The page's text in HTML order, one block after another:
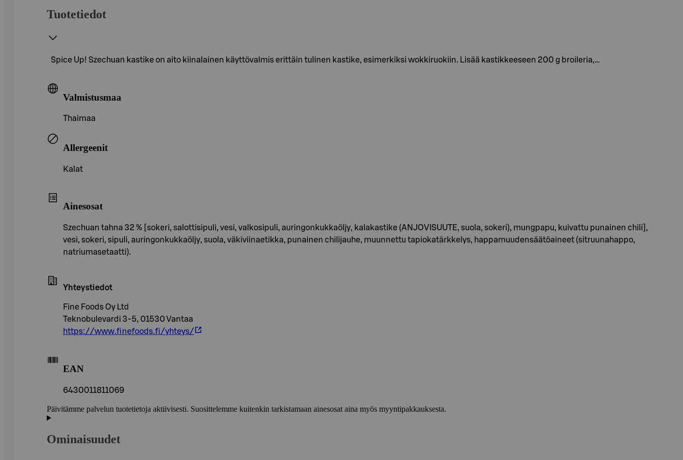
Tuotetiedot
Spice Up! Szechuan kastike on aito kiinalainen käyttövalmis erittäin tulinen kastike, esimerkiksi wokkiruokiin. Lisää kastikkeeseen 200 g broileria,…
Valmistusmaa
Thaimaa
Allergeenit
Kalat
Ainesosat
Szechuan tahna 32 % [sokeri, salottisipuli, vesi, valkosipuli, auringonkukkaöljy, kalakastike (ANJOVISUUTE, suola, sokeri), mungpapu, kuivattu punainen chili],
vesi, sokeri, sipuli, auringonkukkaöljy, suola, väkiviinaetikka, punainen chilijauhe, muunnettu tapiokatärkkelys, happamuudensäätöaineet (sitruunahappo,
natriumasetaatti).
Yhteystiedot
Fine Foods Oy Ltd
Teknobulevardi 3-5, 01530 Vantaa
https://www.finefoods.fi/yhteys/
EAN
6430011811069
Päivitämme palvelun tuotetietoja aktiivisesti. Suosittelemme kuitenkin tarkistamaan ainesosat aina myös myyntipakkauksesta.
Ominaisuudet